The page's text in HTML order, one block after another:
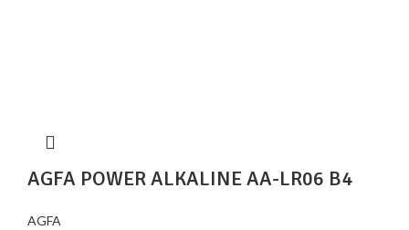
AGFA POWER ALKALINE AA-LR06 B4
AGFA